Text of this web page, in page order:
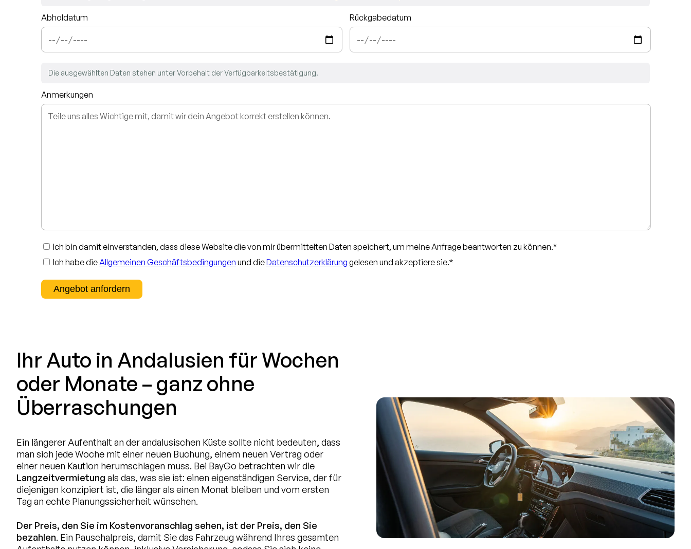
Anruf
Abholdatum Rückgabedatum
Die ausgewählten Daten stehen unter Vorbehalt der Verfügbarkeitsbestätigung.
Anmerkungen
Ich bin damit einverstanden, dass diese Website die von mir übermittelten Daten speichert, um meine Anfrage beantworten zu können.*
Ich habe dieAllgemeinen Geschäftsbedingungen und dieDatenschutzerklärung gelesen und akzeptiere sie.*
Ihr Auto in Andalusien für Wochen
oder Monate – ganz ohne
Überraschungen
Ein längerer Aufenthalt an der andalusischen Küste sollte nicht bedeuten, dass
man sich jede Woche mit einer neuen Buchung, einem neuen Vertrag oder
einer neuen Kaution herumschlagen muss. Bei BayGo betrachten wir die
Langzeitvermietung als das, was sie ist: einen eigenständigen Service, der für
diejenigen konzipiert ist, die länger als einen Monat bleiben und vom ersten
Tag an echte Planungssicherheit wünschen.
Der Preis, den Sie im Kostenvoranschlag sehen, ist der Preis, den Sie
bezahlen. Ein Pauschalpreis, damit Sie das Fahrzeug während Ihres gesamten